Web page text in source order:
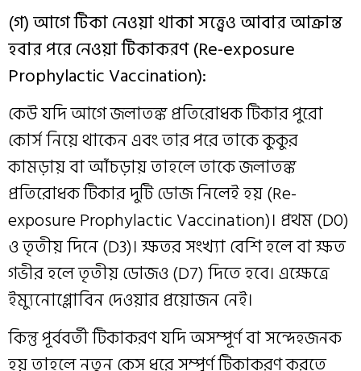
(গ) আগে টিকা নেওয়া থাকা সত্ত্বেও আবার আক্রান্ত
হবার পরে নেওয়া টিকাকরণ (Re-exposure
Prophylactic Vaccination):
কেউ যদি আগে জলাতঙ্ক প্রতিরোধক টিকার পুরো
কোর্স নিয়ে থাকেন এবং তার পরে তাকে কুকুর
কামড়ায় বা আঁচড়ায় তাহলে তাকে জলাতঙ্ক
প্রতিরোধক টিকার দুটি ডোজ নিলেই হয় (Re-
exposure Prophylactic Vaccination)। প্রথম (D0)
ও তৃতীয় দিনে (D3)। ক্ষতর সংখ্যা বেশি হলে বা ক্ষত
গভীর হলে তৃতীয় ডোজও (D7) দিতে হবে। এক্ষেত্রে
ইম্যুনোগ্লোবিন দেওয়ার প্রয়োজন নেই।
কিন্তু পূর্ববর্তী টিকাকরণ যদি অসম্পূর্ণ বা সন্দেহজনক
হয় তাহলে নতুন কেস ধরে সম্পূর্ণ টিকাকরণ করতে